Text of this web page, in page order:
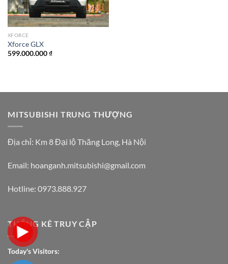
XFORCE
Xforce GLX
599.000.000₫
MITSUBISHI TRUNG THƯỢNG
Địa chỉ: Km 8 Đại lộ Thăng Long, Hà Nội
Email: hoanganh.mitsubishi@gmail.com
Hotline: 0973.888.927
THỐNG KÊ TRUY CẬP
Today's Visitors: